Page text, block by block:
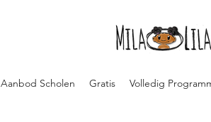
Aanbod Scholen Gratis Volledig